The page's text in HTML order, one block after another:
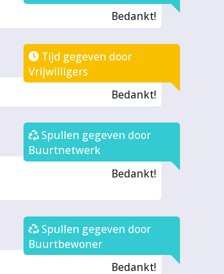
Bedankt!
Tijd gegeven door
Vrijwilligers
Bedankt!
Spullen gegeven door
Buurtnetwerk
Bedankt!
Spullen gegeven door
Buurtbewoner
Bedankt!